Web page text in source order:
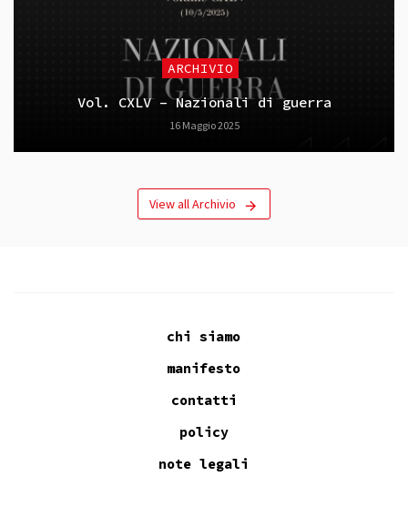
ARCHIVIO
Vol. CXLV – Nazionali di guerra
16 Maggio 2025
View all Archivio
chi siamo
manifesto
contatti
policy
note legali